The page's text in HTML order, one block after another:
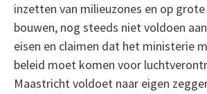
inzetten van milieuzones en op
bouwen, nog steeds niet voldoen
eisen en claimen dat het ministerie
beleid moet komen voor
Maastricht voldoet naar eigen